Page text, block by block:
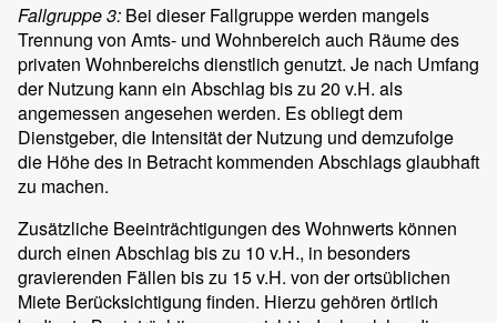
Fallgruppe 3: Bei dieser Fallgruppe werden mangels
Trennung von Amts- und Wohnbereich auch Räume des
privaten Wohnbereichs dienstlich genutzt. Je nach Umfang
der Nutzung kann ein Abschlag bis zu 20 v.H. als
angemessen angesehen werden. Es obliegt dem
Dienstgeber, die Intensität der Nutzung und demzufolge
die Höhe des in Betracht kommenden Abschlags glaubhaft
zu machen.
Zusätzliche Beeinträchtigungen des Wohnwerts können
durch einen Abschlag bis zu 10 v.H., in besonders
gravierenden Fällen bis zu 15 v.H. von der ortsüblichen
Miete Berücksichtigung finden. Hierzu gehören örtlich